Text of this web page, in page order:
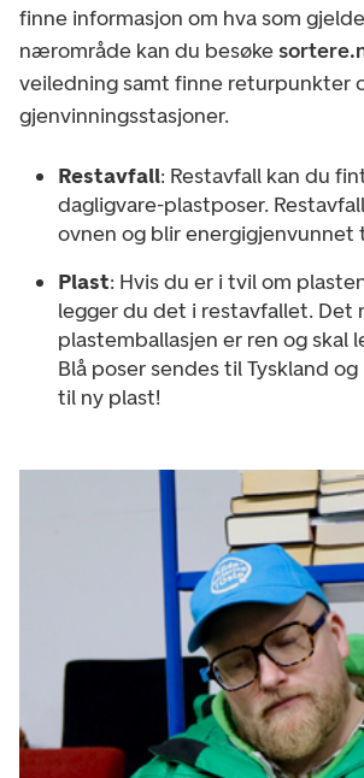
finne informasjon om hva som
nærområde kan du besøke
veiledning samt finne returpunkter
gjenvinningsstasjoner.
Restavfall: Restavfall kan du
dagligvare-plastposer.
ovnen og blir energigjenvunnet
Plast: Hvis du er i tvil om
legger du det i restavfallet. Det
plastemballasjen er ren og skal
Blå poser sendes til Tyskland
til ny plast!